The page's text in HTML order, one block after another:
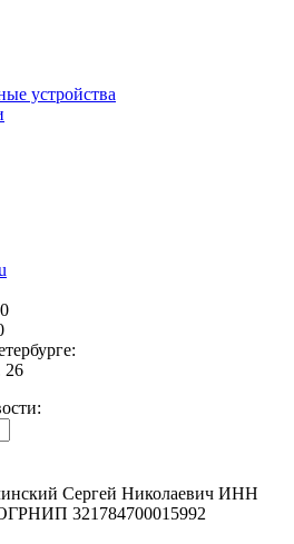
устройства
26
Сергей Николаевич ИНН
321784700015992